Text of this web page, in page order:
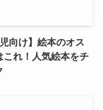
児向け】絵本のオス
これ！人気絵本をチ